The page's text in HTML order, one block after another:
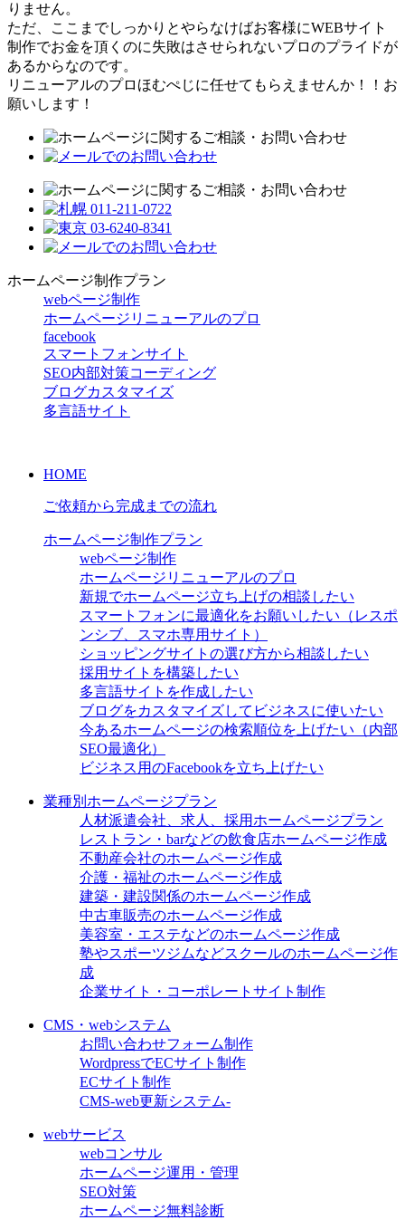
りません。
ただ、ここまでしっかりとやらなけばお客様にWEBサイト
制作でお金を頂くのに失敗はさせられないプロのプライドが
あるからなのです。
リニューアルのプロほむぺじに任せてもらえませんか！！お
願いします！
ホームページ制作プラン
webページ制作
ホームページリニューアルのプロ
facebook
スマートフォンサイト
SEO内部対策コーディング
ブログカスタマイズ
多言語サイト
HOME
ご依頼から完成までの流れ
ホームページ制作プラン
webページ制作
ホームページリニューアルのプロ
新規でホームページ立ち上げの相談したい
スマートフォンに最適化をお願いしたい（レスポ
ンシブ、スマホ専用サイト）
ショッピングサイトの選び方から相談したい
採用サイトを構築したい
多言語サイトを作成したい
ブログをカスタマイズしてビジネスに使いたい
今あるホームページの検索順位を上げたい（内部
SEO最適化）
ビジネス用のFacebookを立ち上げたい
業種別ホームページプラン
人材派遣会社、求人、採用ホームページプラン
レストラン・barなどの飲食店ホームページ作成
不動産会社のホームページ作成
介護・福祉のホームページ作成
建築・建設関係のホームページ作成
中古車販売のホームページ作成
美容室・エステなどのホームページ作成
塾やスポーツジムなどスクールのホームページ作
成
企業サイト・コーポレートサイト制作
CMS・webシステム
お問い合わせフォーム制作
WordpressでECサイト制作
ECサイト制作
CMS-web更新システム-
webサービス
webコンサル
ホームページ運用・管理
SEO対策
ホームページ無料診断